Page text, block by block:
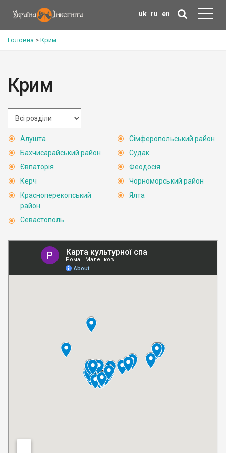
uk ru en
Головна > Крим
Крим
Алушта
Бахчисарайський район
Євпаторія
Керч
Красноперекопський
район
Севастополь
Сімферопольський район
Судак
Феодосія
Чорноморський район
Ялта